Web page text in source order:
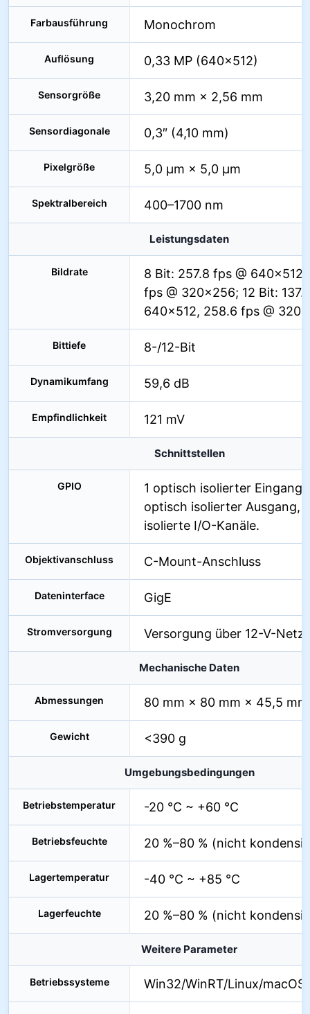
Farbausführung Monochrom
Auflösung 0,33 MP (640×512)
Sensorgröße 3,20 mm × 2,56 mm
Sensordiagonale 0,3″ (4,10 mm)
Pixelgröße 5,0 µm × 5,0 µm
Spektralbereich 400–1700 nm
Leistungsdaten
Bildrate
8 Bit: 257.8 fps @ 640×512,
fps @ 320×256; 12 Bit:
640×512, 258.6 fps @
Bittiefe 8-/12-Bit
Dynamikumfang 59,6 dB
Empfindlichkeit 121 mV
Schnittstellen
GPIO
1 optisch isolierter Eingang,
optisch isolierter Ausgang,
isolierte I/O-Kanäle.
Objektivanschluss C-Mount-Anschluss
Dateninterface GigE
Stromversorgung Versorgung über 12-V-
Mechanische Daten
Abmessungen 80 mm × 80 mm × 45,5 mm
Gewicht <390 g
Umgebungsbedingungen
Betriebstemperatur -20 °C ~ +60 °C
Betriebsfeuchte 20 %–80 % (nicht
Lagertemperatur -40 °C ~ +85 °C
Lagerfeuchte 20 %–80 % (nicht
Weitere Parameter
Betriebssysteme Win32/WinRT/Linux/